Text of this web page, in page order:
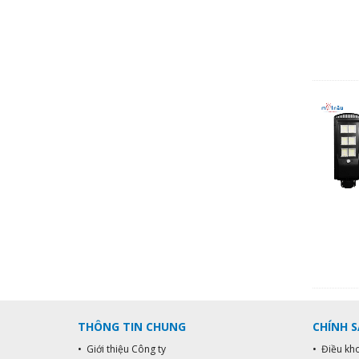
THÔNG TIN CHUNG
• Giới thiệu Công ty
CHÍNH
• Điều